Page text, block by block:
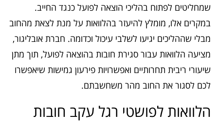
שמחליטים לפתוח בהליכי הוצאה לפועל כנגד החייב.
במקרים אלו, מומלץ להיעזר בהלוואות על מנת לצאת מהחוב
מבלי שההליכים יגיעו לשלבי עיכול וכדומה. חברת אובליגור,
מציעה הלוואות עבור סגירת חובות בהוצאה לפועל, תוך מתן
שיעורי ריבית תחרותיים ואפשרויות פירעון גמישות שיאפשרו
לכם לסגור את החוב מהר משחשבתם.
הלוואות לפושטי רגל עקב חובות